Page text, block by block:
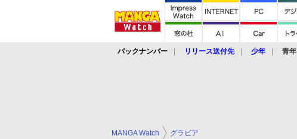
バックナンバー リリース送付先 少年 青年
MANGA Watch グラビア